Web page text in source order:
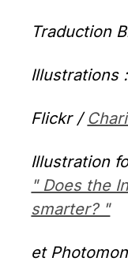
Traduction
Illustrations :
Flickr /
Illustration
" Does the
smarter? "
et